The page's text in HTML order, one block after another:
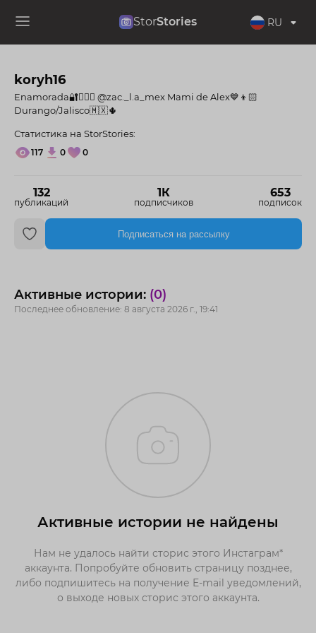
StorStories RU
koryh16
132
публикаций
1К
подписчиков
653
подписок
Enamorada🔐🧔🏻‍♂️ @zac._l.a_mex Mami de Alex💙👦🏻
Durango/Jalisco🇲🇽🌵
Статистика на StorStories:
117 0 0
Подписаться на рассылку
Активные истории: (0)
Последнее обновление: 8 августа 2026 г., 19:41
Активные истории не найдены
Нам не удалось найти сторис этого Инстаграм*
аккаунта. Попробуйте обновить страницу позднее,
либо подпишитесь на получение E-mail уведомлений,
о выходе новых сторис этого аккаунта.